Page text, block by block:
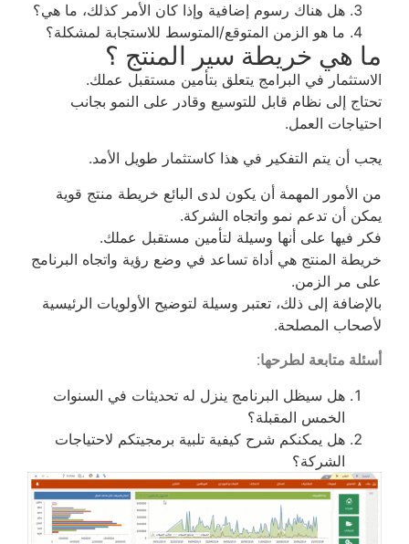
هل هناك رسوم إضافية وإذا كان الأمر كذلك، ما هي؟
ما هو الزمن المتوقع/المتوسط للاستجابة لمشكلة؟
ما هي خريطة سير المنتج ؟
الاستثمار في البرامج يتعلق بتأمين مستقبل عملك.
تحتاج إلى نظام قابل للتوسيع وقادر على النمو بجانب
احتياجات العمل.
يجب أن يتم التفكير في هذا كاستثمار طويل الأمد.
من الأمور المهمة أن يكون لدى البائع خريطة منتج قوية
يمكن أن تدعم نمو واتجاه الشركة.
فكر فيها على أنها وسيلة لتأمين مستقبل عملك.
خريطة المنتج هي أداة تساعد في وضع رؤية واتجاه البرنامج
على مر الزمن.
بالإضافة إلى ذلك، تعتبر وسيلة لتوضيح الأولويات الرئيسية
لأصحاب المصلحة.
أسئلة متابعة لطرحها:
هل سيظل البرنامج ينزل له تحديثات في السنوات
الخمس المقبلة؟
هل يمكنكم شرح كيفية تلبية برمجيتكم لاحتياجات
الشركة؟